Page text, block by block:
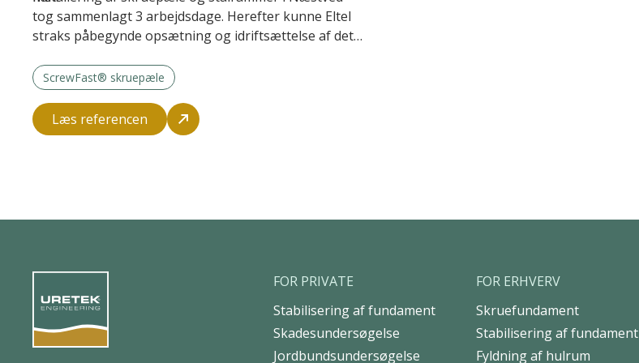
tog sammenlagt 3 arbejdsdage. Herefter kunne Eltel
straks påbegynde opsætning og idriftsættelse af det
ScrewFast® skruepæle
Læs referencen
FOR PRIVATE
Stabilisering af fundament
Skadesundersøgelse
Jordbundsundersøgelse
FOR ERHVERV
Skruefundament
Stabilisering af fundament
Fyldning af hulrum